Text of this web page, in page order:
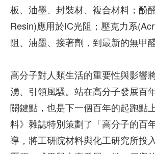
板、油墨、封裝材、複合材料；酚
Resin)應用於IC光阻；壓克力系
阻、油墨、接著劑，到最新的無甲醛
高分子對人類生活的重要性與影響
湧、引領風騷。站在高分子發展百
關鍵點，也是下一個百年的起跑點
料》雜誌特別策劃了「高分子的百
導，將工研院材料與化工研究所投